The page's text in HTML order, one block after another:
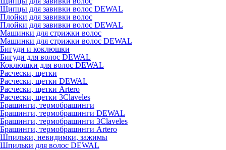
Щипцы для завивки волос DEWAL
Плойки для завивки волос
Плойки для завивки волос DEWAL
Машинки для стрижки волос
Машинки для стрижки волос DEWAL
Бигуди и коклюшки
Бигуди для волос DEWAL
Коклюшки для волос DEWAL
Расчески, щетки
Расчески, щетки DEWAL
Расчески, щетки Artero
Расчески, щетки 3Claveles
Брашинги, термобрашинги
Брашинги, термобрашинги DEWAL
Брашинги, термобрашинги 3Claveles
Брашинги, термобрашинги Artero
Шпильки, невидимки, зажимы
Шпильки для волос DEWAL